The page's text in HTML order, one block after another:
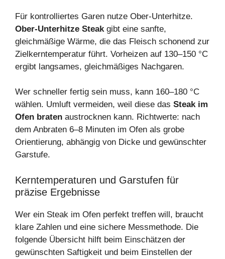
Für kontrolliertes Garen nutze Ober-Unterhitze.
Ober-Unterhitze Steakgibt eine sanfte,
gleichmäßige Wärme, die das Fleisch schonend zur
Zielkerntemperatur führt. Vorheizen auf 130–150 °C
ergibt langsames, gleichmäßiges Nachgaren.
Wer schneller fertig sein muss, kann 160–180 °C
wählen. Umluft vermeiden, weil diese das Steak im
Ofen braten austrocknen kann. Richtwerte: nach
dem Anbraten 6–8 Minuten im Ofen als grobe
Orientierung, abhängig von Dicke und gewünschter
Garstufe.
Kerntemperaturen und Garstufen für
präzise Ergebnisse
Wer ein Steak im Ofen perfekt treffen will, braucht
klare Zahlen und eine sichere Messmethode. Die
folgende Übersicht hilft beim Einschätzen der
gewünschten Saftigkeit und beim Einstellen der